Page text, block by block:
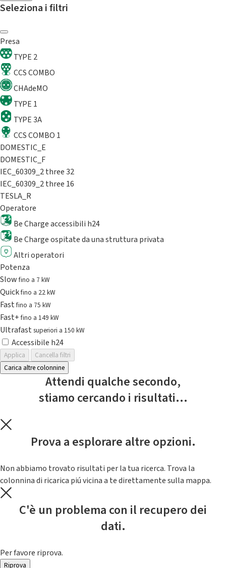
Seleziona i filtri
Presa
TYPE 2
CCS COMBO
CHAdeMO
TYPE 1
TYPE 3A
CCS COMBO 1
DOMESTIC_E
DOMESTIC_F
IEC_60309_2 three 32
IEC_60309_2 three 16
TESLA_R
Operatore
Be Charge accessibili h24
Be Charge ospitate da una struttura privata
Altri operatori
Potenza
Slowfino a 7 kW
Quickfino a 22 kW
Fastfino a 75 kW
Fast+fino a 149 kW
Ultrafast superiori a 150 kW
Accessibile h24
Applica
Cancella filtri
Carica altre colonnine
Attendi qualche secondo,
stiamo cercando i risultati...
Prova a esplorare altre opzioni.
Non abbiamo trovato risultati per la tua ricerca. Trova la
colonnina di ricarica piú vicina a te direttamente sulla mappa.
C'è un problema con il recupero dei
dati.
Per favore riprova.
Riprova